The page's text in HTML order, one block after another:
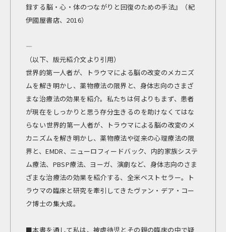
録する――脳・心・体のつながりと回復のための手法』（紀
伊國屋書店、2016）
—
（以下、版元紹介文より引用）
世界的第一人者が、トラウマによる脳の改変のメカニズ
ムを解き明かし、薬物療法の限界と、身体志向のさまざ
まな治療法の効果を紹介。私たちは何よりもまず、患者
が現在をしっかりと思う存分生きるのを助けなくてはな
らない――世界的第一人者が、トラウマによる脳の改変のメ
カニズムを解き明かし、薬物療法や従来の心理療法の限
界と、EMDR、ニューロフィードバック、内的家族システ
ム療法、PBSP療法、ヨーガ、演劇など、身体志向のさま
ざまな治療法の効果を紹介する、全米ベストセラー。ト
ラウマの臨床と研究を牽引してきたヴァン・デア・コー
ク博士の集大成。
■本書を通して私は、被虐待児とその親の臨床の中で疑